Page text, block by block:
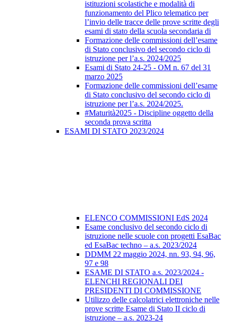
istituzioni scolastiche e modalità di
funzionamento del Plico telematico per
l’invio delle tracce delle prove scritte degli
esami di stato della scuola secondaria di
Formazione delle commissioni dell’esame
di Stato conclusivo del secondo ciclo di
istruzione per l’a.s. 2024/2025
Esami di Stato 24-25 - OM n. 67 del 31
marzo 2025
Formazione delle commissioni dell’esame
di Stato conclusivo del secondo ciclo di
istruzione per l’a.s. 2024/2025.
#Maturità2025 - Discipline oggetto della
seconda prova scritta
ESAMI DI STATO 2023/2024
ELENCO COMMISSIONI EdS 2024
Esame conclusivo del secondo ciclo di
istruzione nelle scuole con progetti EsaBac
ed EsaBac techno – a.s. 2023/2024
DDMM 22 maggio 2024, nn. 93, 94, 96,
97 e 98
ESAME DI STATO a.s. 2023/2024 -
ELENCHI REGIONALI DEI
PRESIDENTI DI COMMISSIONE
Utilizzo delle calcolatrici elettroniche nelle
prove scritte Esame di Stato II ciclo di
istruzione – a.s. 2023-24